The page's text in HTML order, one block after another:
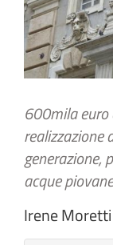
600mila
realizzazione
generazione,
acque piovane
Irene Moretti